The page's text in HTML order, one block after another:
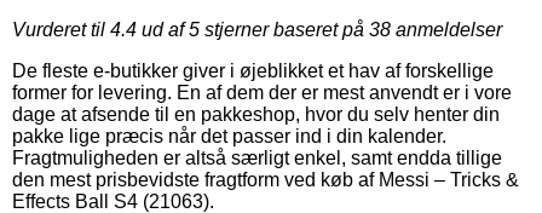
Vurderet til 4.4 ud af 5 stjerner baseret på 38 anmeldelser
De fleste e-butikker giver i øjeblikket et hav af forskellige
former for levering. En af dem der er mest anvendt er i vore
dage at afsende til en pakkeshop, hvor du selv henter din
pakke lige præcis når det passer ind i din kalender.
Fragtmuligheden er altså særligt enkel, samt endda tillige
den mest prisbevidste fragtform ved køb af Messi – Tricks &
Effects Ball S4 (21063).